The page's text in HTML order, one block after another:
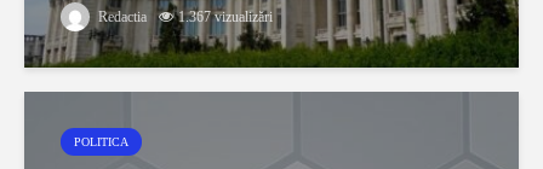
Redactia 1.367 vizualizări
POLITICA